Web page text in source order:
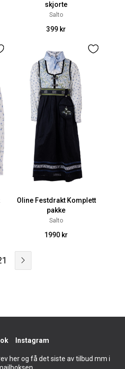
skjorte
Salto
399 kr
Oline Festdrakt Komplett
pakke
Salto
1990 kr
Instagram
her og få det siste av tilbud mm i